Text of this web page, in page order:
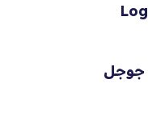
جوجل